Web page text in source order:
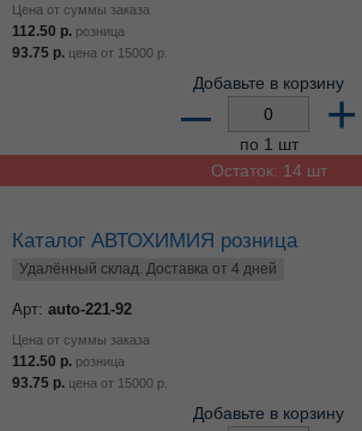
Цена от суммы заказа
112.50 р. розница
93.75 р. цена от 15000 р.
Добавьте в корзину
– +
по 1 шт
Остаток: 14 шт
Каталог АВТОХИМИЯ розница
Удалённый склад. Доставка от 4 дней
Арт: auto-221-92
Цена от суммы заказа
112.50 р. розница
93.75 р. цена от 15000 р.
Добавьте в корзину